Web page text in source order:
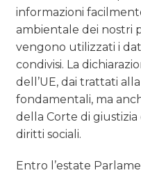
informazioni
ambientale dei nostri
vengono utilizzati i
condivisi. La
dell’UE, dai trattati
fondamentali, ma
della Corte di
diritti sociali.
Entro l’estate